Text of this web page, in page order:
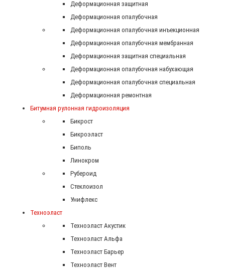
Деформационная защитная
Деформационная опалубочная
Деформационная опалубочная инъекционная
Деформационная опалубочная мембранная
Деформационная защитная специальная
Деформационная опалубочная набухающая
Деформационная опалубочная специальная
Деформационная ремонтная
Битумная рулонная гидроизоляция
Бикрост
Бикроэласт
Биполь
Линокром
Рубероид
Стеклоизол
Унифлекс
Техноэласт
Техноэласт Акустик
Техноэласт Альфа
Техноэласт Барьер
Техноэласт Вент